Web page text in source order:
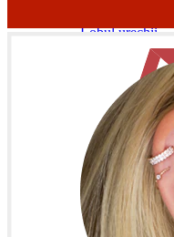
Lobul urechii